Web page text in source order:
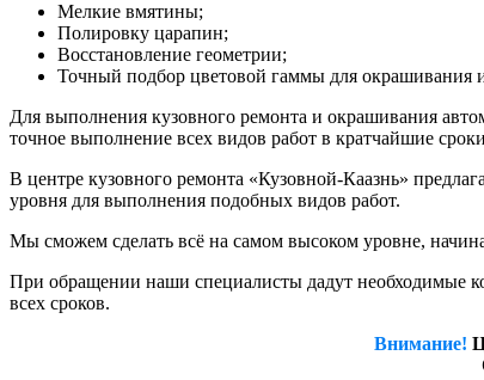
Мелкие вмятины;
Полировку царапин;
Восстановление геометрии;
Точный подбор цветовой гаммы для окрашивания
Для выполнения кузовного ремонта и окрашивания
точное выполнение всех видов работ в кратчайшие
В центре кузовного ремонта «Кузовной-Каазнь»
уровня для выполнения подобных видов работ.
Мы сможем сделать всё на самом высоком уровне,
При обращении наши специалисты дадут необходимые
всех сроков.
Внимание!